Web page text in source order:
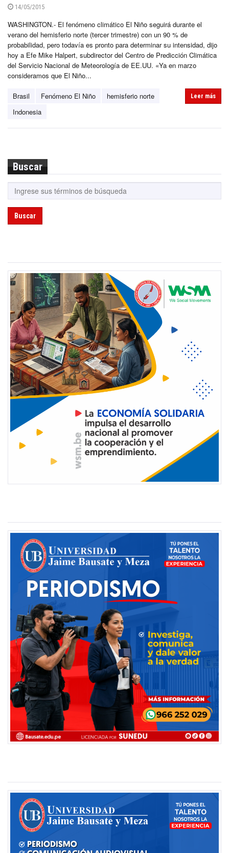
14/05/2015
WASHINGTON.- El fenómeno climático El Niño seguirá durante el
verano del hemisferio norte (tercer trimestre) con un 90 % de
probabilidad, pero todavía es pronto para determinar su intensidad, dijo
hoy a Efe Mike Halpert, subdirector del Centro de Predicción Climática
del Servicio Nacional de Meteorología de EE.UU. «Ya en marzo
consideramos que El Niño...
Brasil Fenómeno El Niño
hemisferio norte
Indonesia
Leer más
Buscar
Buscar